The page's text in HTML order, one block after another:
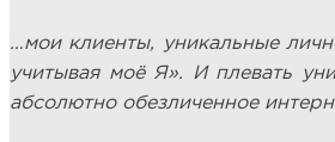
…мои клиенты, уникальные
учитывая моё Я». И плевать
абсолютно обезличенное